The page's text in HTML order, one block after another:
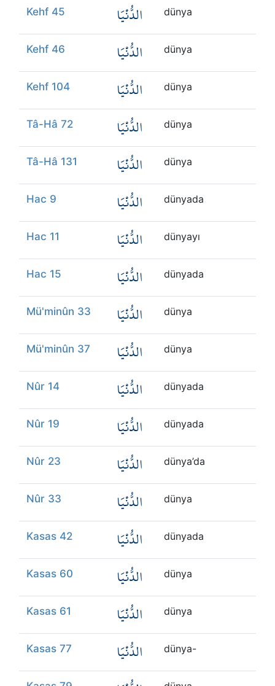
Kehf 45 الدُّنْيَا dünya
Kehf 46 الدُّنْيَا dünya
Kehf 104 الدُّنْيَا dünya
Tâ-Hâ 72 الدُّنْيَا dünya
Tâ-Hâ 131 الدُّنْيَا dünya
Hac 9 الدُّنْيَا dünyada
Hac 11 الدُّنْيَا dünyayı
Hac 15 الدُّنْيَا dünyada
Mü'minûn 33 الدُّنْيَا dünya
Mü'minûn 37 الدُّنْيَا dünya
Nûr 14 الدُّنْيَا dünyada
Nûr 19 الدُّنْيَا dünyada
Nûr 23 الدُّنْيَا dünya’da
Nûr 33 الدُّنْيَا dünya
Kasas 42 الدُّنْيَا dünyada
Kasas 60 الدُّنْيَا dünya
Kasas 61 الدُّنْيَا dünya
Kasas 77 الدُّنْيَا dünya-